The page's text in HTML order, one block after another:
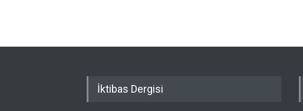
İktibas Dergisi